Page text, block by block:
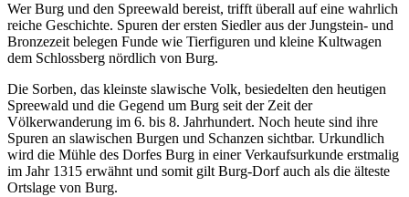
Wer Burg und den Spreewald bereist, trifft überall auf eine wahrlich
reiche Geschichte. Spuren der ersten Siedler aus der Jungstein- und
Bronzezeit belegen Funde wie Tierfiguren und kleine Kultwagen
dem Schlossberg nördlich von Burg.
Die Sorben, das kleinste slawische Volk, besiedelten den heutigen
Spreewald und die Gegend um Burg seit der Zeit der
Völkerwanderung im 6. bis 8. Jahrhundert. Noch heute sind ihre
Spuren an slawischen Burgen und Schanzen sichtbar. Urkundlich
wird die Mühle des Dorfes Burg in einer Verkaufsurkunde erstmalig
im Jahr 1315 erwähnt und somit gilt Burg-Dorf auch als die älteste
Ortslage von Burg.